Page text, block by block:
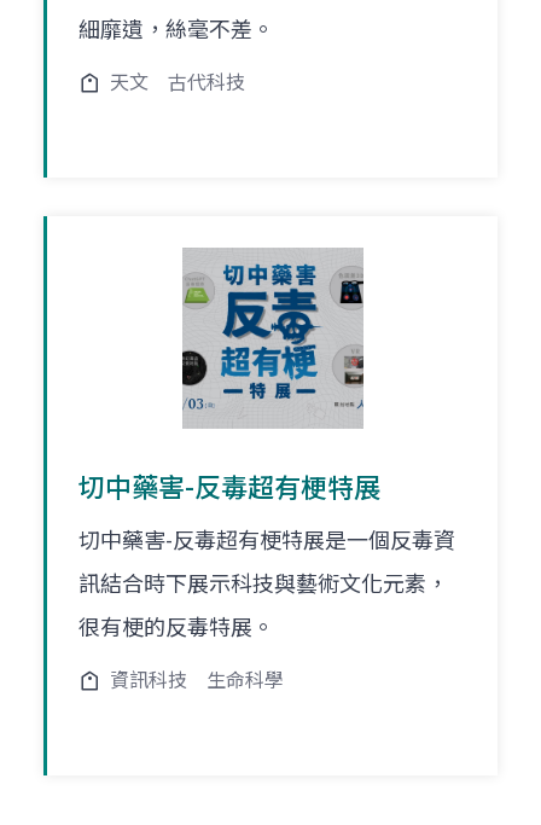
細靡遺，絲毫不差。
天文 古代科技
切中藥害-反毒超有梗特展
切中藥害-反毒超有梗特展是一個反毒資
訊結合時下展示科技與藝術文化元素，
很有梗的反毒特展。
資訊科技 生命科學